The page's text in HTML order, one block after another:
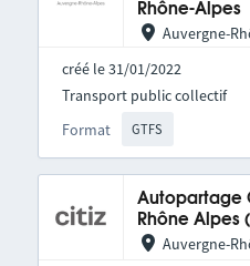
Rhône-Alpes
Auvergne-
créé le 31/01/2022
Format GTFS
Transport public collectif
Autopartage
Rhône Alpes
Auvergne-